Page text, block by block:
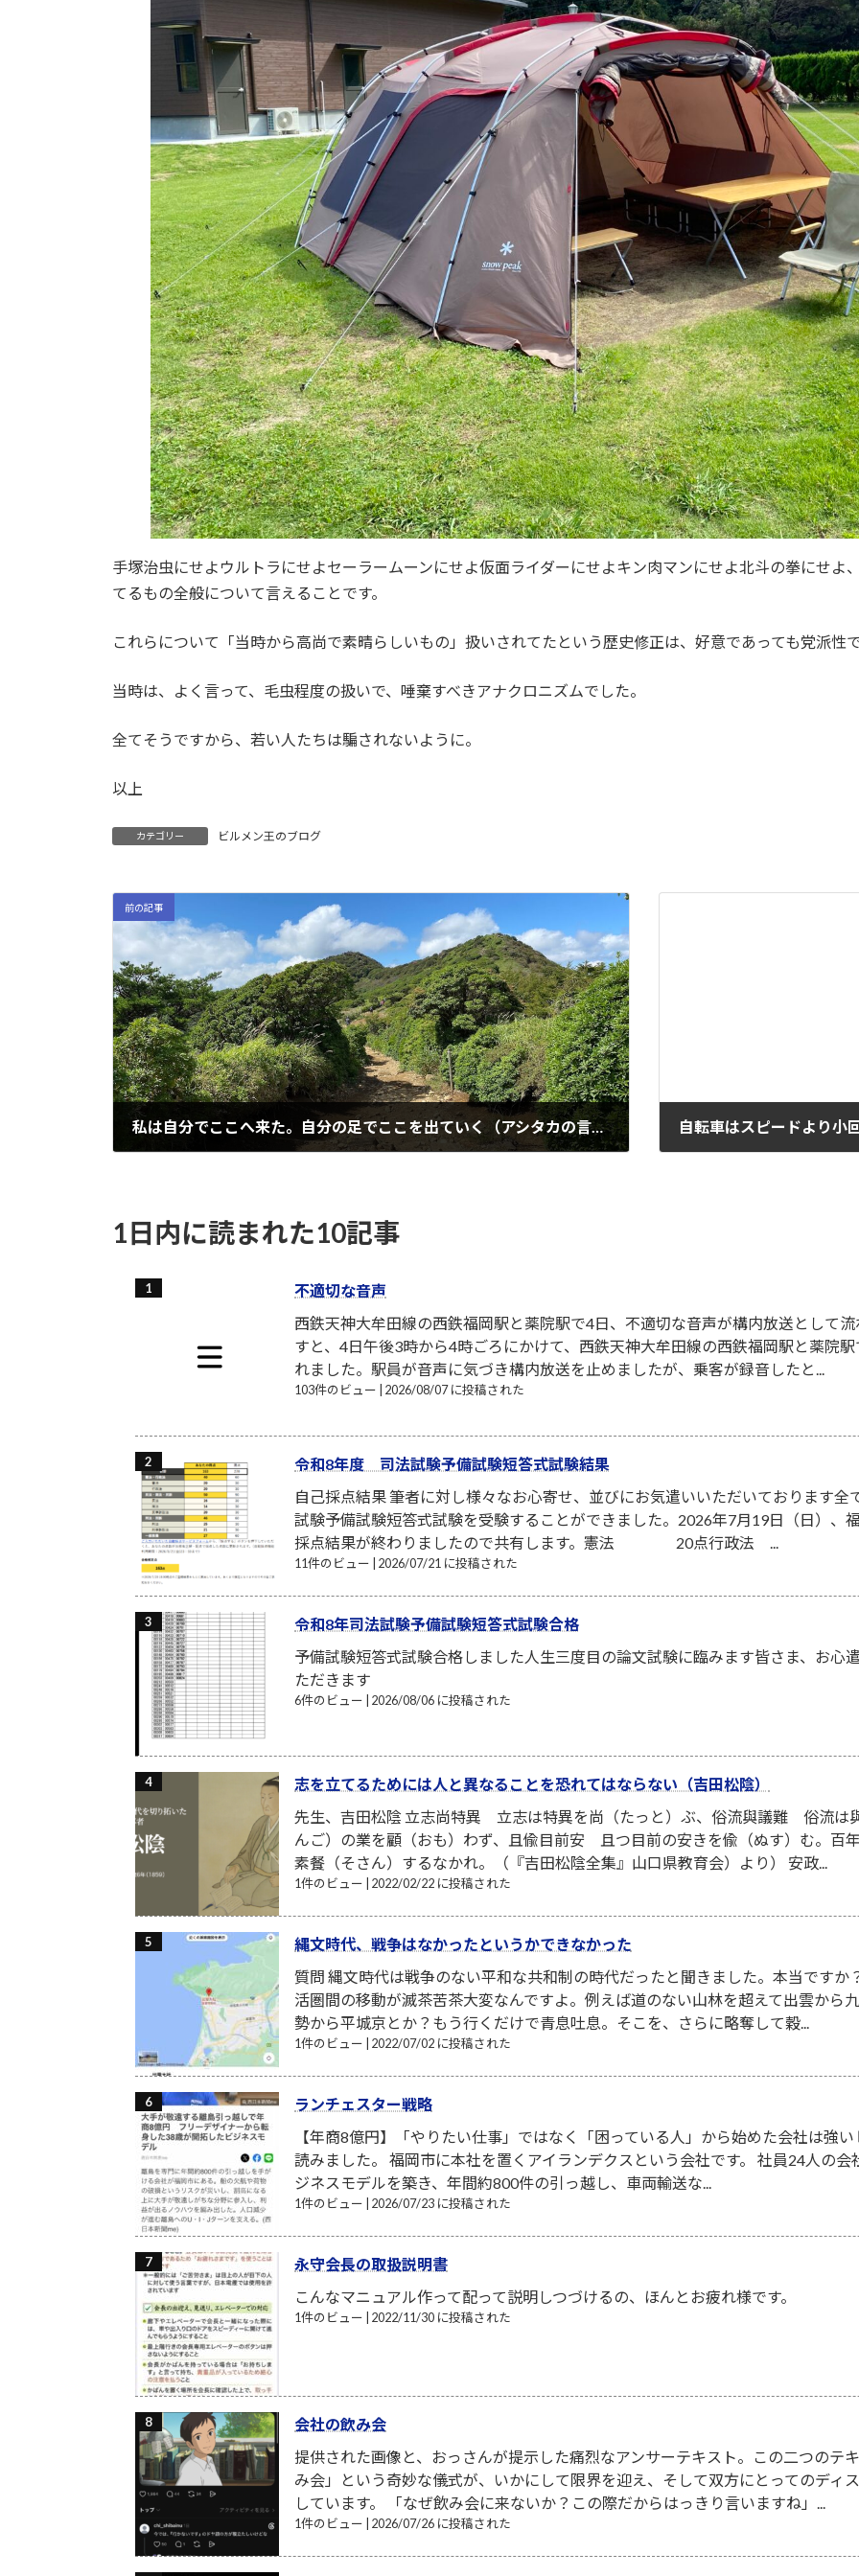
手塚治虫にせよウルトラにせよセーラームーンにせよ仮面ライダーにせよキン肉マンにせよ北斗の拳にせよ
てるもの全般について言えることです。
これらについて「当時から高尚で素晴らしいもの」扱いされてたという歴史修正は、好意であっても党派性
当時は、よく言って、毛虫程度の扱いで、唾棄すべきアナクロニズムでした。
全てそうですから、若い人たちは騙されないように。
以上
カテゴリー ビルメン王のブログ
前の記事
私は自分でここへ来た。自分の足でここを出ていく（アシタカの言葉） 自転車はスピードより小
1日内に読まれた10記事
不適切な音声
西鉄天神大牟田線の西鉄福岡駅と薬院駅で4日、不適切な音声が構内放送として
すと、4日午後3時から4時ごろにかけて、西鉄天神大牟田線の西鉄福岡駅と薬院
れました。駅員が音声に気づき構内放送を止めましたが、乗客が録音したと...
103件のビュー 2026/08/07 に投稿された
令和8年度 司法試験予備試験短答式試験結果
自己採点結果 筆者に対し様々なお心寄せ、並びにお気遣いいただいております
試験予備試験短答式試験を受験することができました。2026年7月19日（日）、
採点結果が終わりましたので共有します。憲法 20点行政法 ...
11件のビュー 2026/07/21 に投稿された
令和8年司法試験予備試験短答式試験合格
予備試験短答式試験合格しました人生三度目の論文試験に臨みます皆さま、お心
ただきます
6件のビュー 2026/08/06 に投稿された
志を立てるためには人と異なることを恐れてはならない（吉田松陰）
先生、吉田松陰 立志尚特異 立志は特異を尚（たっと）ぶ、俗流與議難 俗流は
んご）の業を顧（おも）わず、且偸目前安 且つ目前の安きを偸（ぬす）む。
素餐（そさん）するなかれ。（『吉田松陰全集』山口県教育会）より） 安政...
1件のビュー 2022/02/22 に投稿された
縄文時代、戦争はなかったというかできなかった
質問 縄文時代は戦争のない平和な共和制の時代だったと聞きました。本当ですか
活圏間の移動が滅茶苦茶大変なんですよ。例えば道のない山林を超えて出雲から
勢から平城京とか？もう行くだけで青息吐息。そこを、さらに略奪して穀...
1件のビュー 2022/07/02 に投稿された
ランチェスター戦略
【年商8億円】「やりたい仕事」ではなく「困っている人」から始めた会社は強
読みました。 福岡市に本社を置くアイランデクスという会社です。 社員24人の
ジネスモデルを築き、年間約800件の引っ越し、車両輸送な...
1件のビュー 2026/07/23 に投稿された
永守会長の取扱説明書
こんなマニュアル作って配って説明しつづけるの、ほんとお疲れ様です。
1件のビュー 2022/11/30 に投稿された
会社の飲み会
提供された画像と、おっさんが提示した痛烈なアンサーテキスト。この二つのテ
み会」という奇妙な儀式が、いかにして限界を迎え、そして双方にとってのディ
しています。 「なぜ飲み会に来ないか？この際だからはっきり言いますね」...
1件のビュー 2026/07/26 に投稿された